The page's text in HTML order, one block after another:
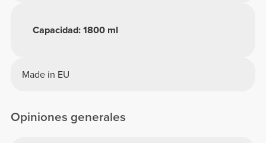
Capacidad: 1800 ml
Made in EU
Opiniones generales